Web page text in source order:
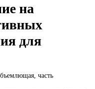
на
для
часть